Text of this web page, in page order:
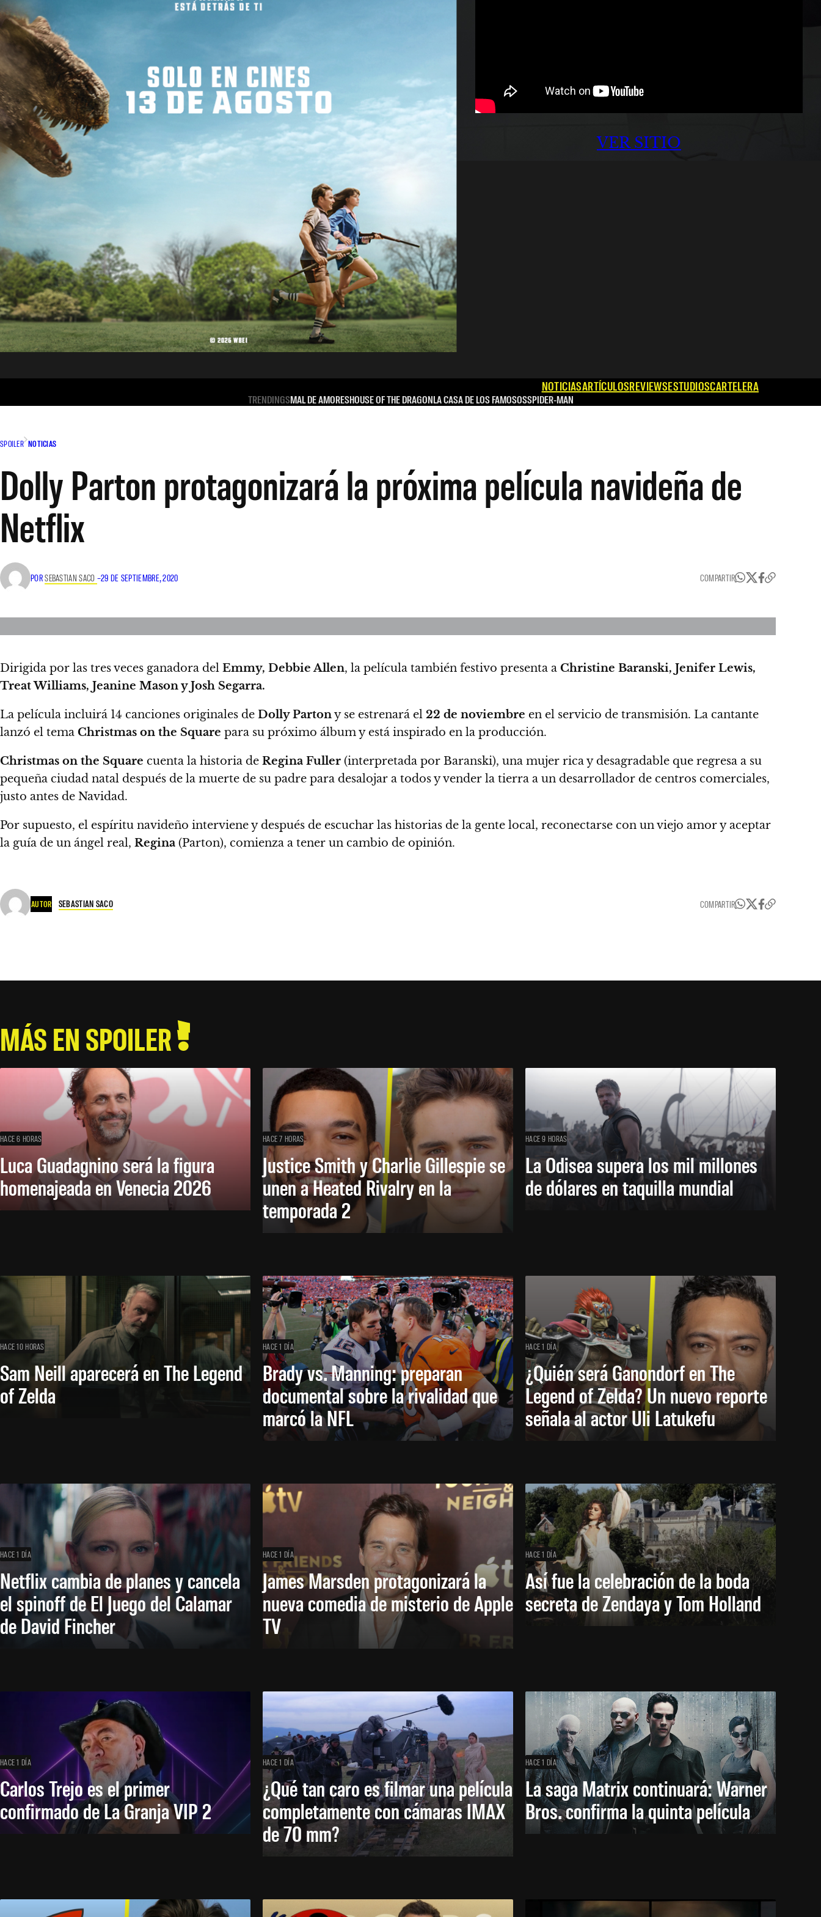
VER SITIO
NOTICIASARTÍCULOSREVIEWSESTUDIOSCARTELERA
TRENDINGSMAL DE AMORESHOUSE OF THE DRAGONLA CASA DE LOS FAMOSOSSPIDER-MAN
SPOILER NOTICIAS
Dolly Parton protagonizará la próxima película navideña de
Netflix
PORSEBASTIAN SACO –29 DE SEPTIEMBRE, 2020 COMPARTIR
Dirigida por las tres veces ganadora del Emmy, Debbie Allen, la película también festivo presenta a Christine Baranski, Jenifer Lewis,
Treat Williams, Jeanine Mason y Josh Segarra.
La película incluirá 14 canciones originales de Dolly Partony se estrenará el 22 de noviembre en el servicio de transmisión. La cantante
lanzó el tema Christmas on the Square para su próximo álbum y está inspirado en la producción.
Christmas on the Square cuenta la historia de Regina Fuller (interpretada por Baranski), una mujer rica y desagradable que regresa a su
pequeña ciudad natal después de la muerte de su padre para desalojar a todos y vender la tierra a un desarrollador de centros comerciales,
justo antes de Navidad.
Por supuesto, el espíritu navideño interviene y después de escuchar las historias de la gente local, reconectarse con un viejo amor y aceptar
la guía de un ángel real, Regina (Parton), comienza a tener un cambio de opinión.
AUTOR SEBASTIAN SACO COMPARTIR
MÁS EN SPOILER
HACE 6 HORAS
Luca Guadagnino será la figura
homenajeada en Venecia 2026
HACE 7 HORAS
Justice Smith y Charlie Gillespie se
unen a Heated Rivalry en la
temporada 2
HACE 9 HORAS
La Odisea supera los mil millones
de dólares en taquilla mundial
HACE 10 HORAS
Sam Neill aparecerá en The Legend
of Zelda
HACE 1 DÍA
Brady vs. Manning: preparan
documental sobre la rivalidad que
marcó la NFL
HACE 1 DÍA
¿Quién será Ganondorf en The
Legend of Zelda? Un nuevo reporte
señala al actor Uli Latukefu
HACE 1 DÍA
Netflix cambia de planes y cancela
el spinoff de El Juego del Calamar
de David Fincher
HACE 1 DÍA
James Marsden protagonizará la
nueva comedia de misterio de Apple
TV
HACE 1 DÍA
Así fue la celebración de la boda
secreta de Zendaya y Tom Holland
HACE 1 DÍA
Carlos Trejo es el primer
confirmado de La Granja VIP 2
HACE 1 DÍA
¿Qué tan caro es filmar una película
completamente con cámaras IMAX
de 70 mm?
HACE 1 DÍA
La saga Matrix continuará: Warner
Bros. confirma la quinta película